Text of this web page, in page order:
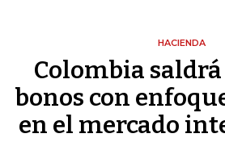
HACIENDA
Colombia
bonos con
en el mercado